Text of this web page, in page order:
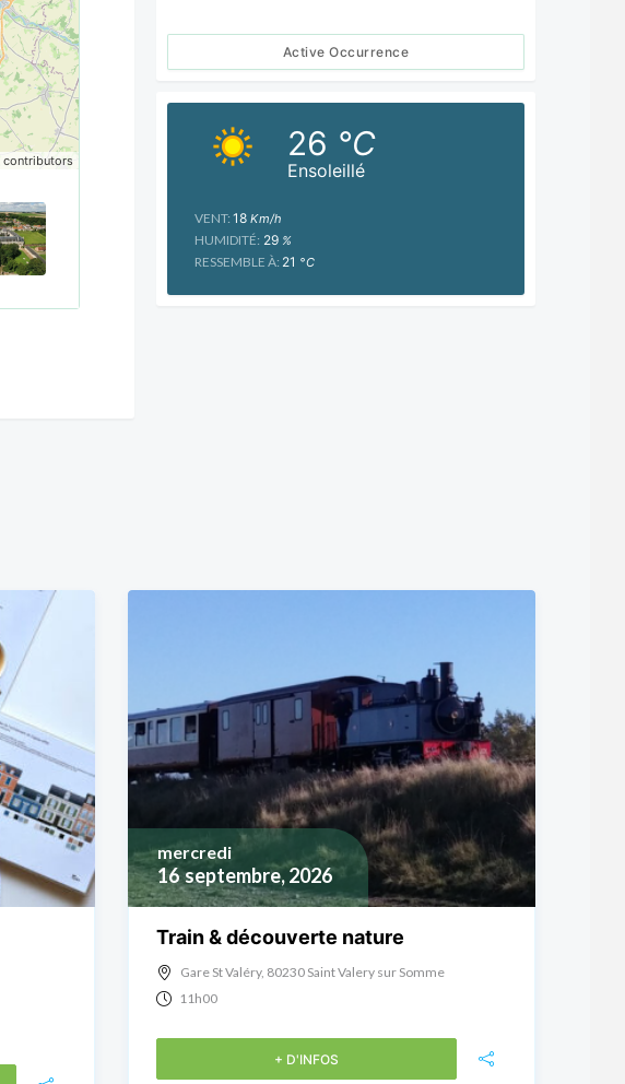
contributors
Active Occurrence
Ensoleillé
26 °C
VENT: 18Km/h
HUMIDITÉ: 29%
RESSEMBLE À: 21 °C
16 septembre, 2026
mercredi
Train & découverte nature
Gare St Valéry, 80230 Saint Valery sur Somme
11h00
+ D'INFOS